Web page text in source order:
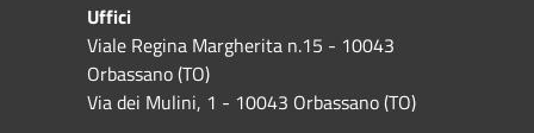
Uffici
Viale Regina Margherita n.15 - 10043
Orbassano (TO)
Via dei Mulini, 1 - 10043 Orbassano (TO)